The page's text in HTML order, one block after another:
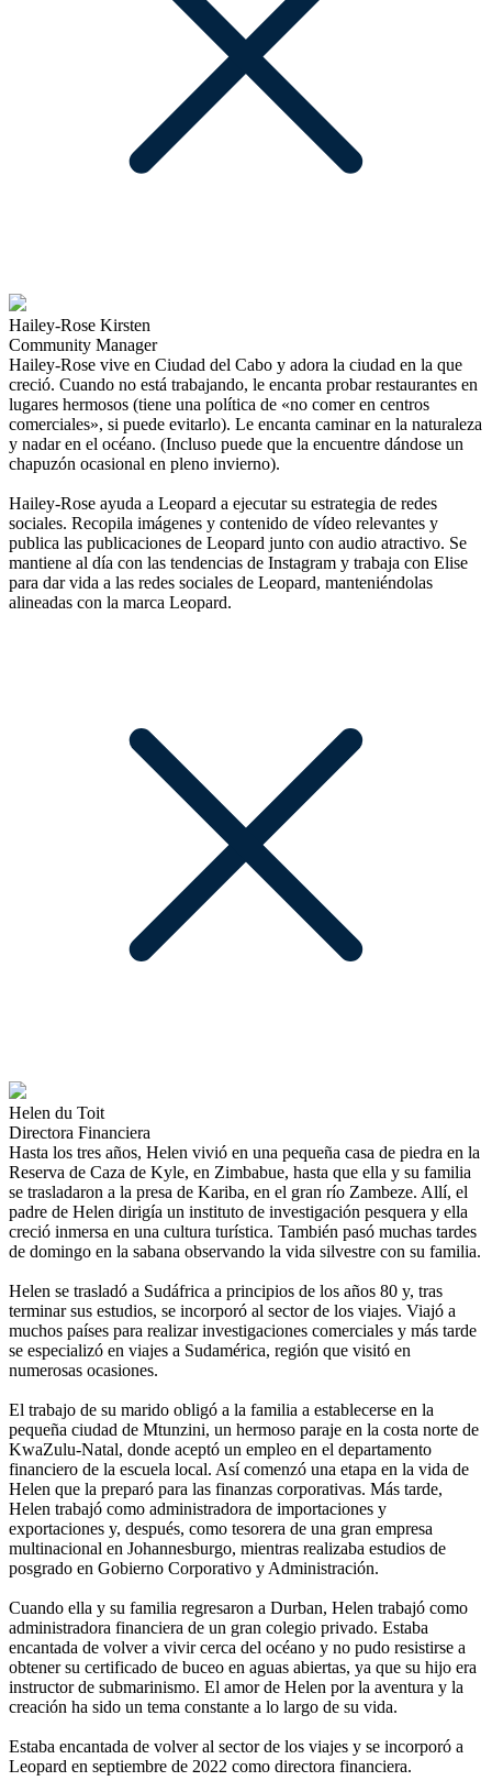
Hailey-Rose Kirsten
Community Manager
Hailey-Rose vive en Ciudad del Cabo y adora la ciudad en la que
creció. Cuando no está trabajando, le encanta probar restaurantes en
lugares hermosos (tiene una política de «no comer en centros
comerciales», si puede evitarlo). Le encanta caminar en la naturaleza
y nadar en el océano. (Incluso puede que la encuentre dándose un
chapuzón ocasional en pleno invierno).
Hailey-Rose ayuda a Leopard a ejecutar su estrategia de redes
sociales. Recopila imágenes y contenido de vídeo relevantes y
publica las publicaciones de Leopard junto con audio atractivo. Se
mantiene al día con las tendencias de Instagram y trabaja con Elise
para dar vida a las redes sociales de Leopard, manteniéndolas
alineadas con la marca Leopard.
Helen du Toit
Directora Financiera
Hasta los tres años, Helen vivió en una pequeña casa de piedra en la
Reserva de Caza de Kyle, en Zimbabue, hasta que ella y su familia
se trasladaron a la presa de Kariba, en el gran río Zambeze. Allí, el
padre de Helen dirigía un instituto de investigación pesquera y ella
creció inmersa en una cultura turística. También pasó muchas tardes
de domingo en la sabana observando la vida silvestre con su familia.
Helen se trasladó a Sudáfrica a principios de los años 80 y, tras
terminar sus estudios, se incorporó al sector de los viajes. Viajó a
muchos países para realizar investigaciones comerciales y más tarde
se especializó en viajes a Sudamérica, región que visitó en
numerosas ocasiones.
El trabajo de su marido obligó a la familia a establecerse en la
pequeña ciudad de Mtunzini, un hermoso paraje en la costa norte de
KwaZulu-Natal, donde aceptó un empleo en el departamento
financiero de la escuela local. Así comenzó una etapa en la vida de
Helen que la preparó para las finanzas corporativas. Más tarde,
Helen trabajó como administradora de importaciones y
exportaciones y, después, como tesorera de una gran empresa
multinacional en Johannesburgo, mientras realizaba estudios de
posgrado en Gobierno Corporativo y Administración.
Cuando ella y su familia regresaron a Durban, Helen trabajó como
administradora financiera de un gran colegio privado. Estaba
encantada de volver a vivir cerca del océano y no pudo resistirse a
obtener su certificado de buceo en aguas abiertas, ya que su hijo era
instructor de submarinismo. El amor de Helen por la aventura y la
creación ha sido un tema constante a lo largo de su vida.
Estaba encantada de volver al sector de los viajes y se incorporó a
Leopard en septiembre de 2022 como directora financiera.